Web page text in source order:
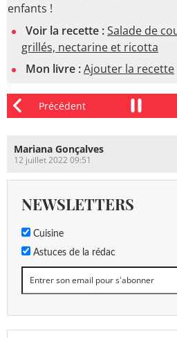
enfants !
Voir la recette :Salade de
grillés, nectarine et ricotta
Mon livre :Ajouter la recette
Mariana Gonçalves
12 juillet 2022 09:51
NEWSLETTERS
Cuisine
Astuces de la rédac